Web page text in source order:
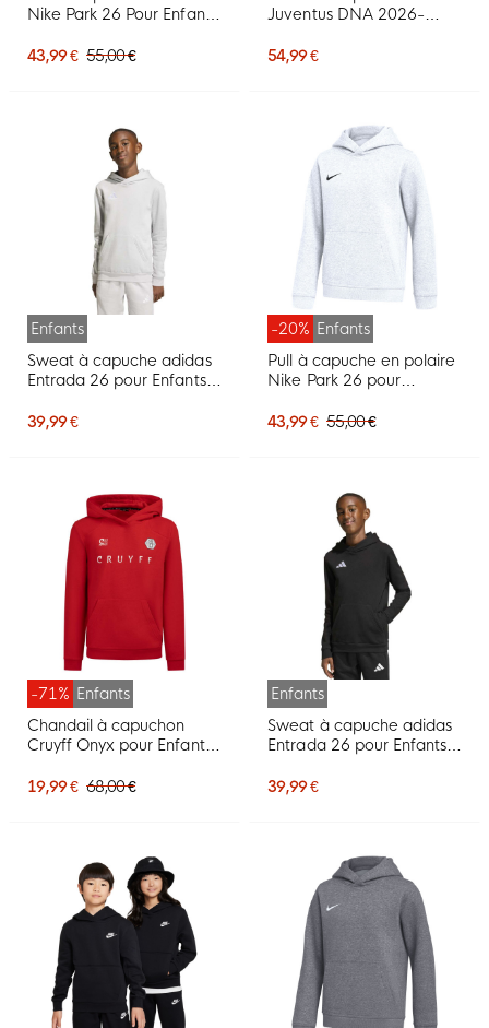
Nike Park 26 Pour Enfants,
43,99 € 55,00 €
Juventus DNA 2026-
blanc
54,99 €
Enfants
Sweat à capuche adidas
Entrada 26 pour Enfants,
39,99 €
-20% Enfants
Pull à capuche en polaire
Nike Park 26 pour
43,99 € 55,00 €
-71% Enfants
Chandail à capuchon
Cruyff Onyx pour Enfants,
19,99 € 68,00 €
Enfants
Sweat à capuche adidas
Entrada 26 pour Enfants,
39,99 €